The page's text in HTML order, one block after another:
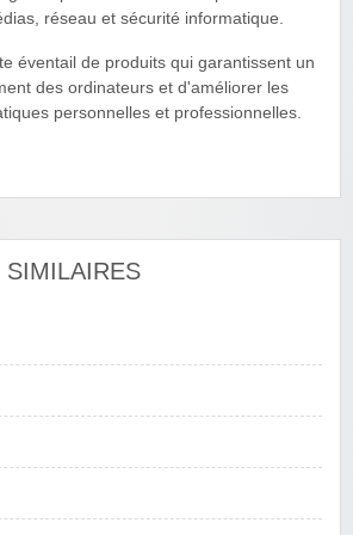
réseau et sécurité informatique.
éventail de produits qui garantissent un
des ordinateurs et d'améliorer les
personnelles et professionnelles.
SIMILAIRES